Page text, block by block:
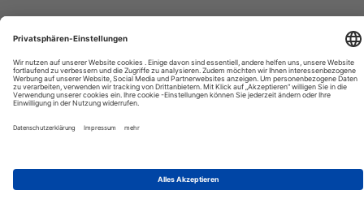
de
Tourismus
Nachrichten,
новости
news,
international